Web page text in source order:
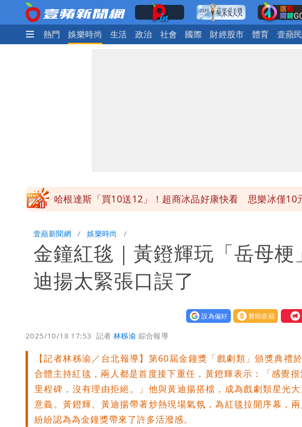
焦點 熱門 娛樂時尚 生活 政治 社會 國際 財經股市 體育 壹蘋
哈根達斯「買10送12」！超商冰品好康快看 思樂冰僅10
比政府還有愛！台灣暖捐熊本「1物資」日人讚爆：乾脆給
這次真的不一樣？南亞科砸3466億拚先進製程 挑戰擴產魔
獨家｜蕭敬騰「渡邉」日料店慘遇惡房東！漲租→續約
廉航新規「頭頂置物櫃收費」 網崩潰：上廁所多少？
白海豚路徑變了！專家：離台又更近 暴風圈逼近岸處
3資深房仲遭聲押禁見！士院裁定全交保＋限居
壹蘋新聞網 娛樂時尚
金鐘紅毯｜黃鐙輝玩「岳母
迪揚太緊張口誤了
設為偏好 贊助壹蘋 我要
2025/10/18 17:53 記者林秭渝 綜合報導
【記者林秭渝／台北報導】第60屆金鐘獎「戲劇類」頒獎典禮
合體主持紅毯，兩人都是首度接下重任，黃鐙輝表示：「感覺
里程碑，沒有理由拒絕。」他與黃迪揚搭檔，成為戲劇類星光
意義。黃鐙輝、黃迪揚帶著炒熱現場氣氛，為紅毯拉開序幕，
紛紛認為為金鐘獎帶來了許多活潑感。